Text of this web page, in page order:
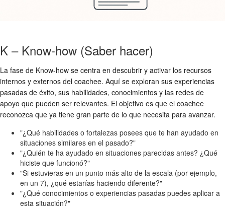
K – Know-how (Saber hacer)
La fase de Know-how se centra en descubrir y activar los recursos
internos y externos del coachee. Aquí se exploran sus experiencias
pasadas de éxito, sus habilidades, conocimientos y las redes de
apoyo que pueden ser relevantes. El objetivo es que el coachee
reconozca que ya tiene gran parte de lo que necesita para avanzar.
"¿Qué habilidades o fortalezas posees que te han ayudado en
situaciones similares en el pasado?"
"¿Quién te ha ayudado en situaciones parecidas antes? ¿Qué
hiciste que funcionó?"
"Si estuvieras en un punto más alto de la escala (por ejemplo,
en un 7), ¿qué estarías haciendo diferente?"
"¿Qué conocimientos o experiencias pasadas puedes aplicar a
esta situación?"